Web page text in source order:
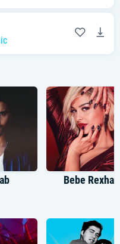
Bebe Rexha